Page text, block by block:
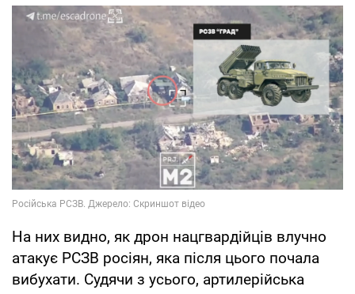
На них видно, як дрон нацгвардійців влучно
атакує РСЗВ росіян, яка після цього почала
вибухати. Судячи з усього, артилерійська